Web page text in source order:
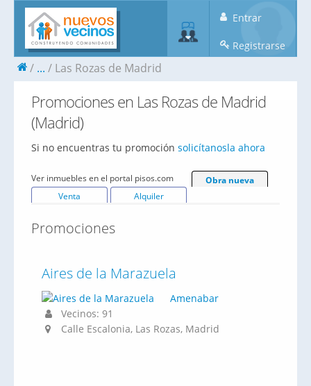
Entrar
Registrarse
... Las Rozas de Madrid
Promociones en Las Rozas de Madrid
(Madrid)
Si no encuentras tu promoción solicítanosla ahora
Ver inmuebles en el portal pisos.com
Obra nueva
Venta
Alquiler
Promociones
Aires de la Marazuela
Amenabar
Vecinos: 91
Calle Escalonia, Las Rozas, Madrid